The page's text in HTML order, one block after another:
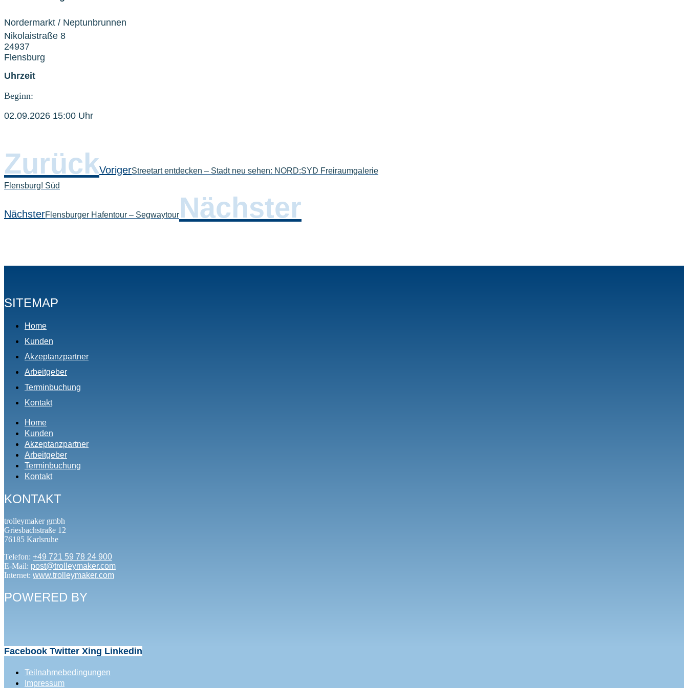
Nordermarkt / Neptunbrunnen
Nikolaistraße 8
24937
Flensburg
Uhrzeit
Beginn:
02.09.2026 15:00 Uhr
ZurückVorigerStreetart entdecken – Stadt neu sehen: NORD:SYD Freiraumgalerie
Flensburg! Süd
NächsterFlensburger Hafentour – Segwaytour Nächster
SITEMAP
Home
Kunden
Akzeptanzpartner
Arbeitgeber
Terminbuchung
Kontakt
Home
Kunden
Akzeptanzpartner
Arbeitgeber
Terminbuchung
Kontakt
KONTAKT
trolleymaker gmbh
Griesbachstraße 12
76185 Karlsruhe
Telefon: +49 721 59 78 24 900
E-Mail: post@trolleymaker.com
Internet: www.trolleymaker.com
POWERED BY
Facebook Twitter Xing Linkedin
Teilnahmebedingungen
Impressum